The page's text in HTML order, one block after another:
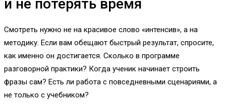
и не потерять время
Смотреть нужно не на красивое слово «интенсив», а на
методику. Если вам обещают быстрый результат, спросите,
как именно он достигается. Сколько в программе
разговорной практики? Когда ученик начинает строить
фразы сам? Есть ли работа с повседневными сценариями, а
не только с учебником?